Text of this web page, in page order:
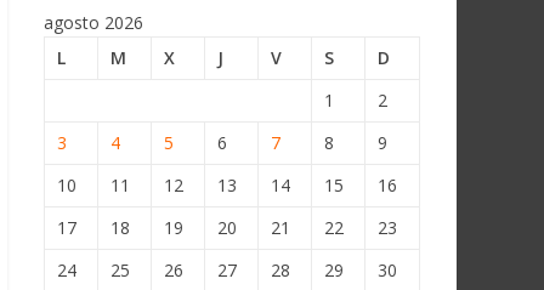
agosto 2026
L
M X J V S
D
1
2
3
4 5 6 7 8
9
10
11 12 13 14 15
16
17
18 19 20 21 22
23
24
25 26 27 28 29
30